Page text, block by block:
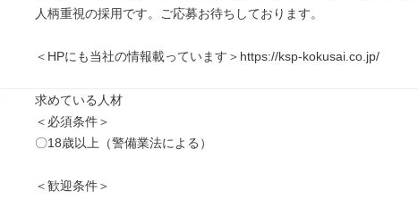
人柄重視の採用です。ご応募お待ちしております。
＜HPにも当社の情報載っています＞https://ksp-kokusai.co.jp/
求めている人材
＜必須条件＞
〇18歳以上（警備業法による）
＜歓迎条件＞